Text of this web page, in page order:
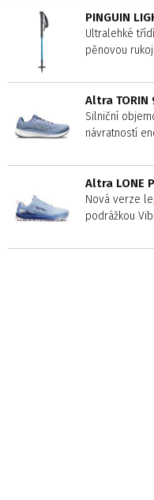
PINGUIN
Ultralehké
pěnovou
Altra TORIN
Silniční
návratností
Altra LONE
Nová verze
podrážkou